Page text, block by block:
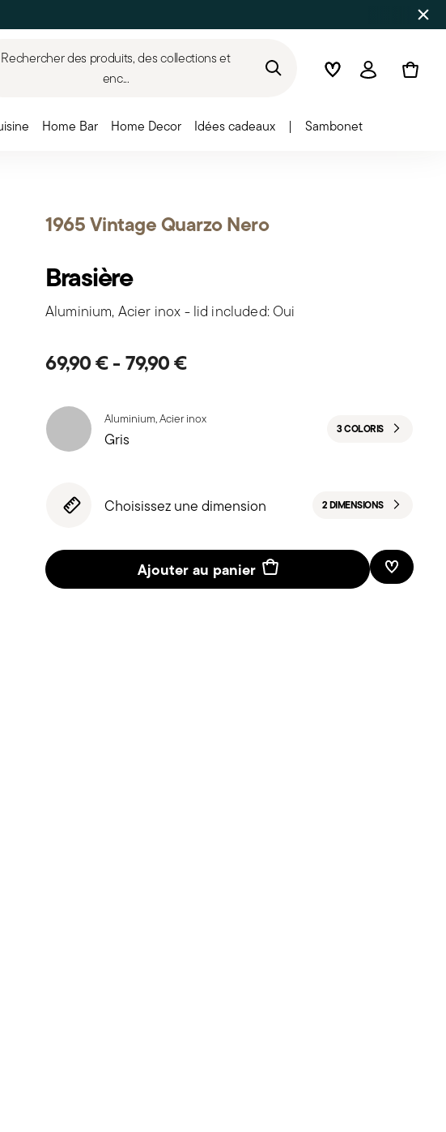
Rechercher des produits, des collections et
enc...
WishlistConnexion
Home Bar Home Decor Idées cadeaux | Sambonet
1965 Vintage Quarzo Nero
Brasière
Aluminium, Acier inox - lid included: Oui
69,90 €-79,90 €
Aluminium, Acier inox
Gris 3 COLORIS
Choisissez une dimension 2 DIMENSIONS
Ajouter au panier Liste de